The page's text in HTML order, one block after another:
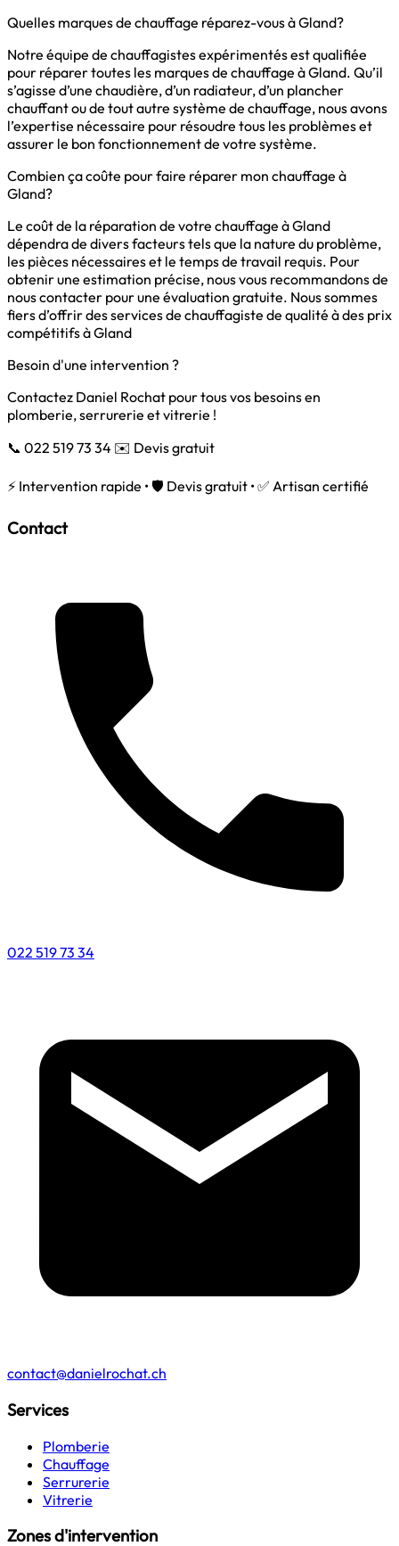
Quelles marques de chauffage réparez-vous à Gland?
Notre équipe de chauffagistes expérimentés est qualifiée
pour réparer toutes les marques de chauffage à Gland. Qu’il
s’agisse d’une chaudière, d’un radiateur, d’un plancher
chauffant ou de tout autre système de chauffage, nous avons
l’expertise nécessaire pour résoudre tous les problèmes et
assurer le bon fonctionnement de votre système.
Combien ça coûte pour faire réparer mon chauffage à
Gland?
Le coût de la réparation de votre chauffage à Gland
dépendra de divers facteurs tels que la nature du problème,
les pièces nécessaires et le temps de travail requis. Pour
obtenir une estimation précise, nous vous recommandons de
nous contacter pour une évaluation gratuite. Nous sommes
fiers d’offrir des services de chauffagiste de qualité à des prix
compétitifs à Gland
Besoin d'une intervention ?
Contactez Daniel Rochat pour tous vos besoins en
plomberie, serrurerie et vitrerie !
📞 022 519 73 34 ✉️ Devis gratuit
⚡ Intervention rapide • 🛡️ Devis gratuit • ✅ Artisan certifié
Contact
022 519 73 34
contact@danielrochat.ch
Services
Plomberie
Chauffage
Serrurerie
Vitrerie
Zones d'intervention